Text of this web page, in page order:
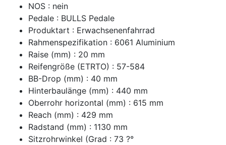
NOS : nein
Pedale : BULLS Pedale
Produktart : Erwachsenenfahrrad
Rahmenspezifikation : 6061 Aluminium
Raise (mm) : 20 mm
Reifengröße (ETRTO) : 57-584
BB-Drop (mm) : 40 mm
Hinterbaulänge (mm) : 440 mm
Oberrohr horizontal (mm) : 615 mm
Reach (mm) : 429 mm
Radstand (mm) : 1130 mm
Sitzrohrwinkel (Grad : 73 ?°